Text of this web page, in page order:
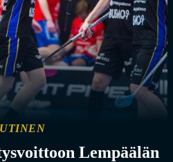
Lempäälän